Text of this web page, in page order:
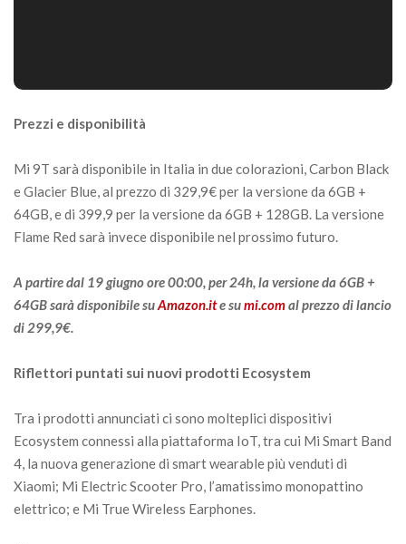
Prezzi e disponibilità
Mi 9T sarà disponibile in Italia in due colorazioni, Carbon Black
e Glacier Blue, al prezzo di 329,9€ per la versione da 6GB +
64GB, e di 399,9 per la versione da 6GB + 128GB. La versione
Flame Red sarà invece disponibile nel prossimo futuro.
A partire dal 19 giugno ore 00:00, per 24h, la versione da 6GB +
64GB sarà disponibile suAmazon.ite sumi.comal prezzo di lancio
di 299,9€.
Riflettori puntati sui nuovi prodotti Ecosystem
Tra i prodotti annunciati ci sono molteplici dispositivi
Ecosystem connessi alla piattaforma IoT, tra cui Mi Smart Band
4, la nuova generazione di smart wearable più venduti di
Xiaomi; Mi Electric Scooter Pro, l’amatissimo monopattino
elettrico; e Mi True Wireless Earphones.